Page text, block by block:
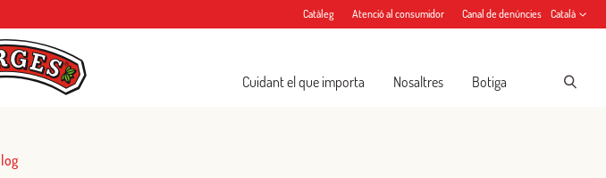
Catàleg Atenció al consumidor Canal de denúncies Català
Cuidant el que importa Nosaltres Botiga